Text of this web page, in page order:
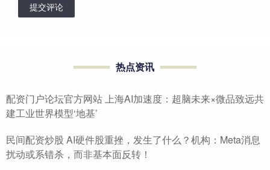
提交评论
热点资讯
配资门户论坛官方网站 上海AI加速度：超脑未来×微品致远共
建工业世界模型‘地基’
民间配资炒股 AI硬件股重挫，发生了什么？机构：Meta消息
扰动或系错杀，而非基本面反转！